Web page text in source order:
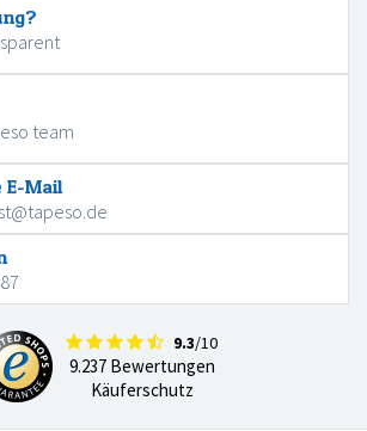
team
E-Mail
9.3/10
9.237 Bewertungen
Käuferschutz